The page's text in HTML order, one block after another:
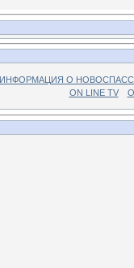
ИНФОРМАЦИЯ О
ON LINE TV